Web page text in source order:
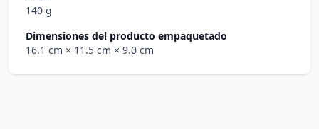
140 g
Dimensiones del producto empaquetado
16.1 cm × 11.5 cm × 9.0 cm